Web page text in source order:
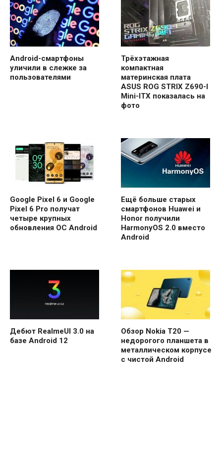
Android-смартфоны
уличили в слежке за
пользователями
Трёхэтажная
компактная
материнская плата
ASUS ROG STRIX Z690-I
Mini-ITX показалась на
фото
Google Pixel 6 и Google
Pixel 6 Pro получат
четыре крупных
обновления ОС Android
Ещё больше старых
смартфонов Huawei и
Honor получили
HarmonyOS 2.0 вместо
Android
Дебют RealmeUI 3.0 на
базе Android 12
Обзор Nokia T20 —
недорогого планшета в
металлическом корпусе
с чистой Android